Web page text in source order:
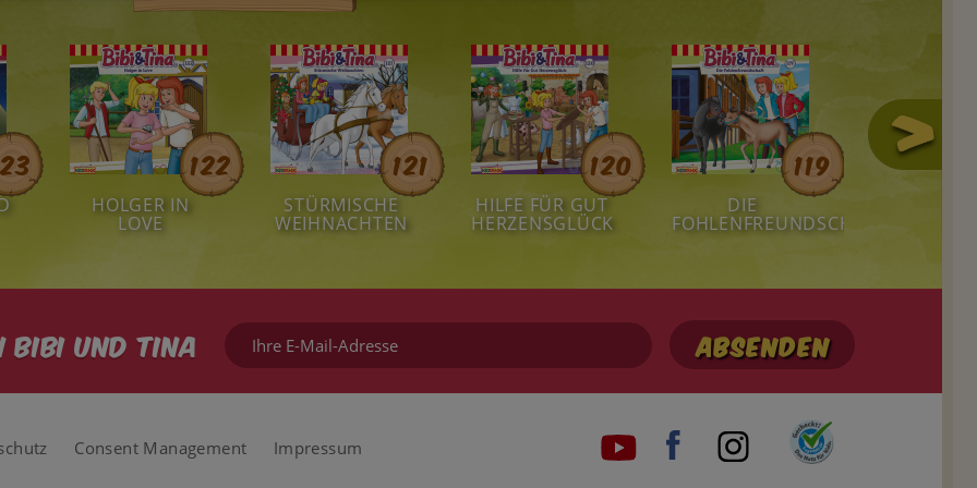
122
HOLGER IN
LOVE
121
STÜRMISCHE
WEIHNACHTEN
120
HILFE FÜR GUT
HERZENSGLÜCK
119
DIE
FOHLENFREUNDSCHAFT
Bibi und Tina
Ihre
E-
Mail-
Adresse
Consent Management Impressum Social